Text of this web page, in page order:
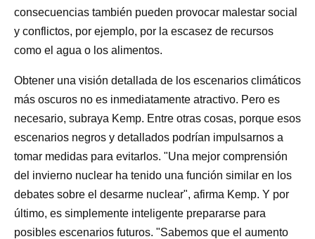
consecuencias también pueden provocar malestar social
y conflictos, por ejemplo, por la escasez de recursos
como el agua o los alimentos.
Obtener una visión detallada de los escenarios climáticos
más oscuros no es inmediatamente atractivo. Pero es
necesario, subraya Kemp. Entre otras cosas, porque esos
escenarios negros y detallados podrían impulsarnos a
tomar medidas para evitarlos. "Una mejor comprensión
del invierno nuclear ha tenido una función similar en los
debates sobre el desarme nuclear", afirma Kemp. Y por
último, es simplemente inteligente prepararse para
posibles escenarios futuros. "Sabemos que el aumento